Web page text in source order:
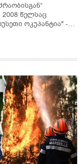
2008 წელსაც
ოკუპანტია" -